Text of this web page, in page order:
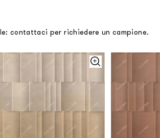
contattaci per richiedere un campione.